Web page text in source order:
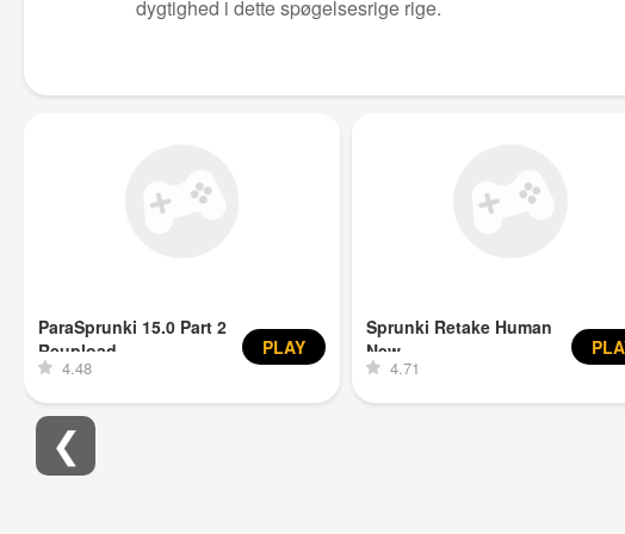
dygtighed i dette spøgelsesrige rige.
ParaSprunki 15.0 Part 2
Reupload
4.48
PLAY
Sprunki Retake Human
New
4.71
❮